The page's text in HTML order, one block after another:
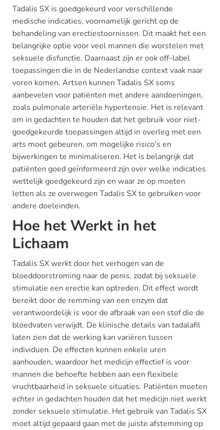
Tadalis SX is goedgekeurd voor verschillende
medische indicaties, voornamelijk gericht op de
behandeling van erectiestoornissen. Dit maakt het een
belangrijke optie voor veel mannen die worstelen met
seksuele disfunctie. Daarnaast zijn er ook off-label
toepassingen die in de Nederlandse context vaak naar
voren komen. Artsen kunnen Tadalis SX soms
aanbevelen voor patiënten met andere aandoeningen,
zoals pulmonale arteriële hypertensie. Het is relevant
om in gedachten te houden dat het gebruik voor niet-
goedgekeurde toepassingen altijd in overleg met een
arts moet gebeuren, om mogelijke risico's en
bijwerkingen te minimaliseren. Het is belangrijk dat
patiënten goed geïnformeerd zijn over welke indicaties
wettelijk goedgekeurd zijn en waar ze op moeten
letten als ze overwegen Tadalis SX te gebruiken voor
andere doeleinden.
Hoe het Werkt in het
Lichaam
Tadalis SX werkt door het verhogen van de
bloeddoorstroming naar de penis, zodat bij seksuele
stimulatie een erectie kan optreden. Dit effect wordt
bereikt door de remming van een enzym dat
verantwoordelijk is voor de afbraak van een stof die de
bloedvaten verwijdt. De klinische details van tadalafil
laten zien dat de werking kan variëren tussen
individuen. De effecten kunnen enkele uren
aanhouden, waardoor het medicijn effectief is voor
mannen die behoefte hebben aan een flexibele
vruchtbaarheid in seksuele situaties. Patiënten moeten
echter in gedachten houden dat het medicijn niet werkt
zonder seksuele stimulatie. Het gebruik van Tadalis SX
moet altijd gepaard gaan met de juiste afstemming op